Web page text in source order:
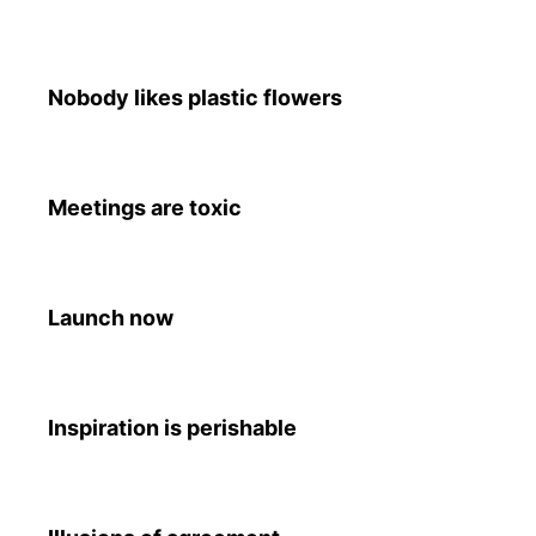
Nobody likes plastic flowers
Meetings are toxic
Launch now
Inspiration is perishable